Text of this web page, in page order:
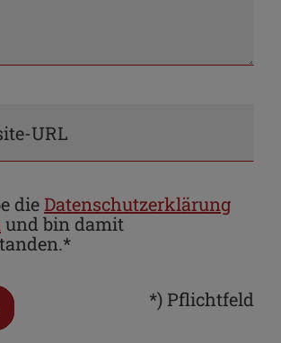
URL
die Datenschutzerklärung
und bin damit
*) Pflichtfeld